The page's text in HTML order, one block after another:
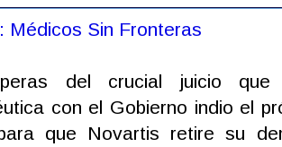
Médicos Sin Fronteras
del crucial juicio que
con el Gobierno indio el
que Novartis retire su